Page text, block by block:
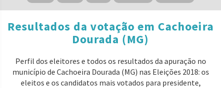
Resultados da votação em Cachoeira
Dourada (MG)
Perfil dos eleitores e todos os resultados da apuração no
município de Cachoeira Dourada (MG) nas Eleições 2018: os
eleitos e os candidatos mais votados para presidente,